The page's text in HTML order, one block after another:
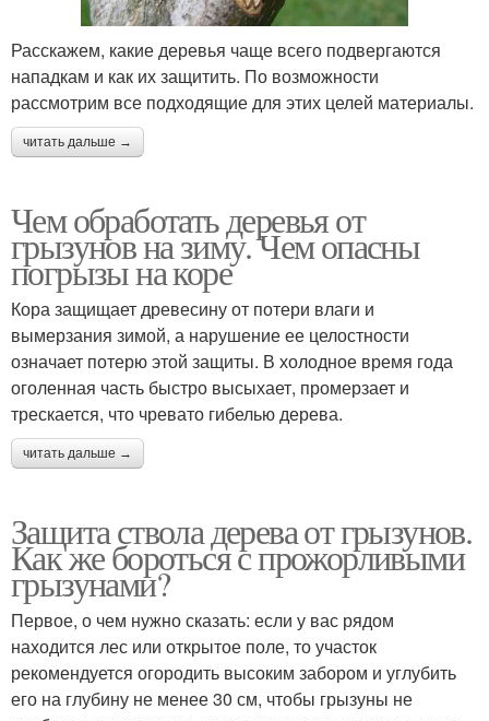
Расскажем, какие деревья чаще всего подвергаются
нападкам и как их защитить. По возможности
рассмотрим все подходящие для этих целей материалы.
читать дальше →
Чем обработать деревья от
грызунов на зиму. Чем опасны
погрызы на коре
Кора защищает древесину от потери влаги и
вымерзания зимой, а нарушение ее целостности
означает потерю этой защиты. В холодное время года
оголенная часть быстро высыхает, промерзает и
трескается, что чревато гибелью дерева.
читать дальше →
Защита ствола дерева от грызунов.
Как же бороться с прожорливыми
грызунами?
Первое, о чем нужно сказать: если у вас рядом
находится лес или открытое поле, то участок
рекомендуется огородить высоким забором и углубить
его на глубину не менее 30 см, чтобы грызуны не